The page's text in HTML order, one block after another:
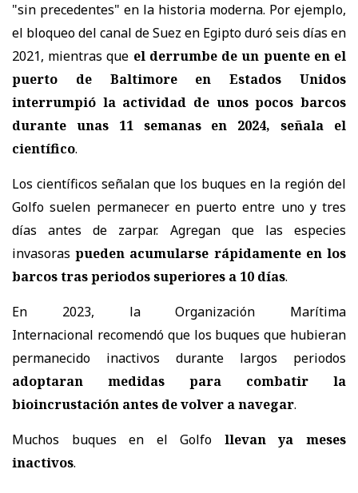
"sin precedentes" en la historia moderna. Por ejemplo,
el bloqueo del canal de Suez en Egipto duró seis días en
2021, mientras que el derrumbe de un puente en el
puerto de Baltimore en Estados Unidos
interrumpió la actividad de unos pocos barcos
durante unas 11 semanas en 2024, señala el
científico.
Los científicos señalan que los buques en la región del
Golfo suelen permanecer en puerto entre uno y tres
días antes de zarpar. Agregan que las especies
invasoraspueden acumularse rápidamente en los
barcos tras periodos superiores a 10 días.
En 2023, la Organización Marítima
Internacional recomendó que los buques que hubieran
permanecido inactivos durante largos periodos
adoptaran medidas para combatir la
bioincrustación antes de volver a navegar.
Muchos buques en el Golfo llevan ya meses
inactivos.